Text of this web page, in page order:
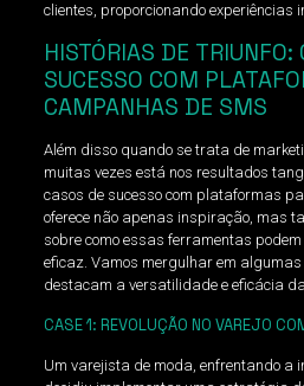
clientes, proporcionando experiências
HISTÓRIAS DE TRIUNFO:
SUCESSO COM
CAMPANHAS DE SMS
Além disso quando se trata de
muitas vezes está nos resultados
casos de sucesso com plataformas
oferece não apenas inspiração, mas
sobre como essas ferramentas
eficaz. Vamos mergulhar em
destacam a versatilidade e eficácia
CASE 1: REVOLUÇÃO NO VAREJO
Um varejista de moda, enfrentando a